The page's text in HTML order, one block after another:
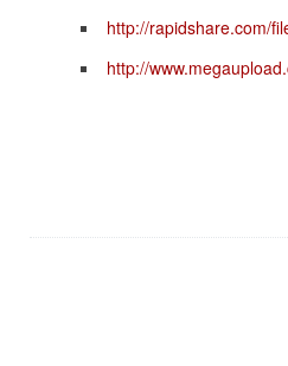
http://rapidshare.com/
http://